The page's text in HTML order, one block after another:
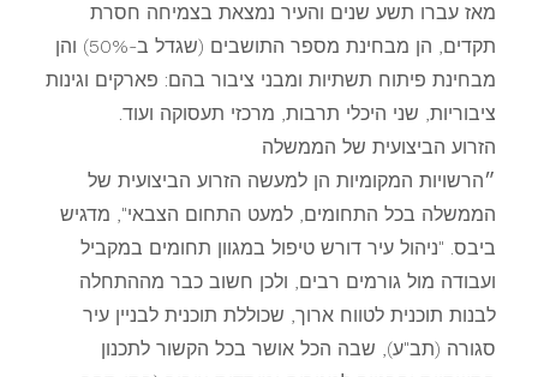
מאז עברו תשע שנים והעיר נמצאת בצמיחה חסרת
תקדים, הן מבחינת מספר התושבים (שגדל ב-50%) והן
מבחינת פיתוח תשתיות ומבני ציבור בהם: פארקים וגינות
ציבוריות, שני היכלי תרבות, מרכזי תעסוקה ועוד.
הזרוע הביצועית של הממשלה
״הרשויות המקומיות הן למעשה הזרוע הביצועית של
הממשלה בכל התחומים, למעט התחום הצבאי", מדגיש
ביבס. "ניהול עיר דורש טיפול במגוון תחומים במקביל
ועבודה מול גורמים רבים, ולכן חשוב כבר מההתחלה
לבנות תוכנית לטווח ארוך, שכוללת תוכנית לבניין עיר
סגורה (תב"ע), שבה הכל אושר בכל הקשור לתכנון